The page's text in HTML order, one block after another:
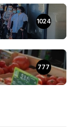
1024
777